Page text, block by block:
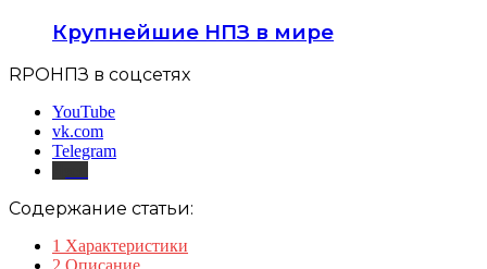
Крупнейшие НПЗ в мире
RPOНПЗ в соцсетях
YouTube
vk.com
Telegram
Содержание статьи:
1 Характеристики